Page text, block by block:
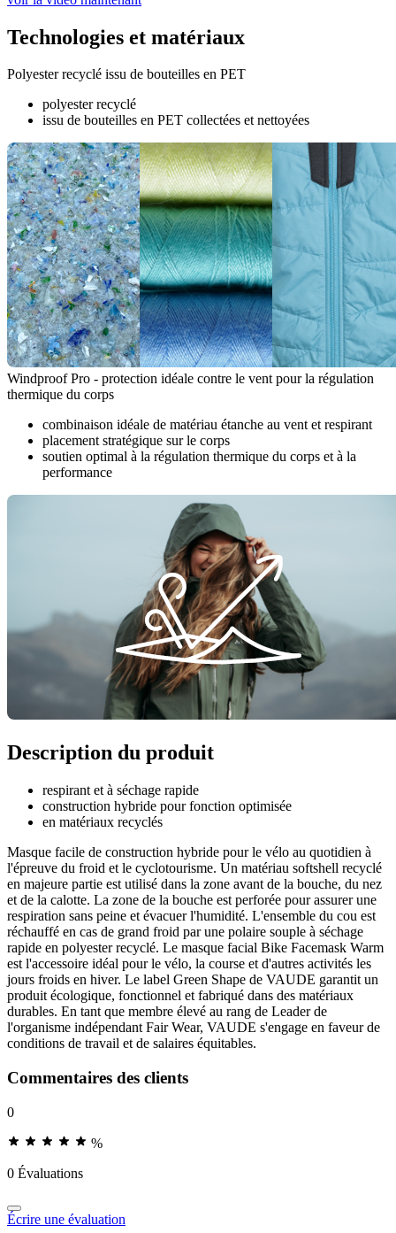
Technologies et matériaux
Polyester recyclé issu de bouteilles en PET
polyester recyclé
issu de bouteilles en PET collectées et nettoyées
Windproof Pro - protection idéale contre le vent pour la régulation
thermique du corps
combinaison idéale de matériau étanche au vent et respirant
placement stratégique sur le corps
soutien optimal à la régulation thermique du corps et à la
performance
Description du produit
respirant et à séchage rapide
construction hybride pour fonction optimisée
en matériaux recyclés
Masque facile de construction hybride pour le vélo au quotidien à
l'épreuve du froid et le cyclotourisme. Un matériau softshell recyclé
en majeure partie est utilisé dans la zone avant de la bouche, du nez
et de la calotte. La zone de la bouche est perforée pour assurer une
respiration sans peine et évacuer l'humidité. L'ensemble du cou est
réchauffé en cas de grand froid par une polaire souple à séchage
rapide en polyester recyclé. Le masque facial Bike Facemask Warm
est l'accessoire idéal pour le vélo, la course et d'autres activités les
jours froids en hiver. Le label Green Shape de VAUDE garantit un
produit écologique, fonctionnel et fabriqué dans des matériaux
durables. En tant que membre élevé au rang de Leader de
l'organisme indépendant Fair Wear, VAUDE s'engage en faveur de
conditions de travail et de salaires équitables.
Commentaires des clients
0
%
0 Évaluations
Écrire une évaluation